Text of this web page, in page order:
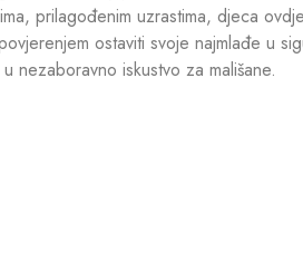
prilagođenim uzrastima, djeca
ostaviti svoje najmlađe u
nezaboravno iskustvo za mališane.